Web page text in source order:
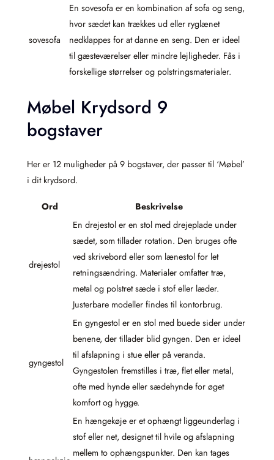
sovesofa
En sovesofa er en kombination af sofa og seng,
hvor sædet kan trækkes ud eller ryglænet
nedklappes for at danne en seng. Den er ideel
til gæsteværelser eller mindre lejligheder. Fås i
forskellige størrelser og polstringsmaterialer.
Møbel Krydsord 9
bogstaver
Her er 12 muligheder på 9 bogstaver, der passer til ‘Møbel’
i dit krydsord.
Ord Beskrivelse
drejestol
En drejestol er en stol med drejeplade under
sædet, som tillader rotation. Den bruges ofte
ved skrivebord eller som lænestol for let
retningsændring. Materialer omfatter træ,
metal og polstret sæde i stof eller læder.
Justerbare modeller findes til kontorbrug.
gyngestol
En gyngestol er en stol med buede sider under
benene, der tillader blid gyngen. Den er ideel
til afslapning i stue eller på veranda.
Gyngestolen fremstilles i træ, flet eller metal,
ofte med hynde eller sædehynde for øget
komfort og hygge.
En hængekøje er et ophængt liggeunderlag i
stof eller net, designet til hvile og afslapning
mellem to ophængspunkter. Den kan tages